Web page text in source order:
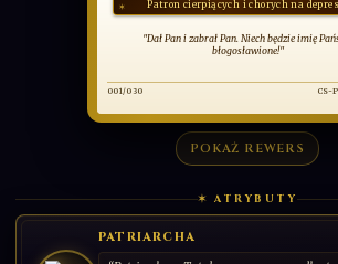
OBCOWANIE
POKAŻ REWERS
✶ ATRYBUTY
PATRIARCHA